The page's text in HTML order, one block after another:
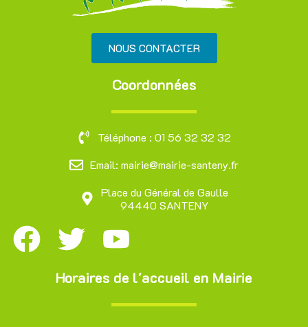
NOUS CONTACTER
Coordonnées
Téléphone : 01 56 32 32 32
Email: mairie@mairie-santeny.fr
Place du Général de Gaulle
94440 SANTENY
Horaires de l'accueil en Mairie